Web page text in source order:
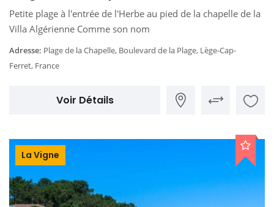
Petite plage à l'entrée de l'Herbe au pied de la chapelle de la
Villa Algérienne Comme son nom
Adresse: Plage de la Chapelle, Boulevard de la Plage, Lège-Cap-
Ferret, France
Voir Détails
La Vigne